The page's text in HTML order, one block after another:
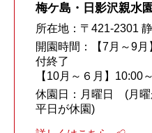
梅ケ島・日影沢親水
所在地：〒421-2301
開園時間：【7月～9
付終了
【10月～６月】
休園日：月曜日 (月曜
平日が休園)